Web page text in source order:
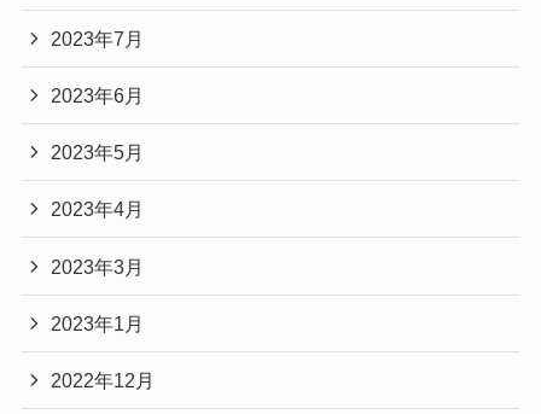
2023年7月
2023年6月
2023年5月
2023年4月
2023年3月
2023年1月
2022年12月